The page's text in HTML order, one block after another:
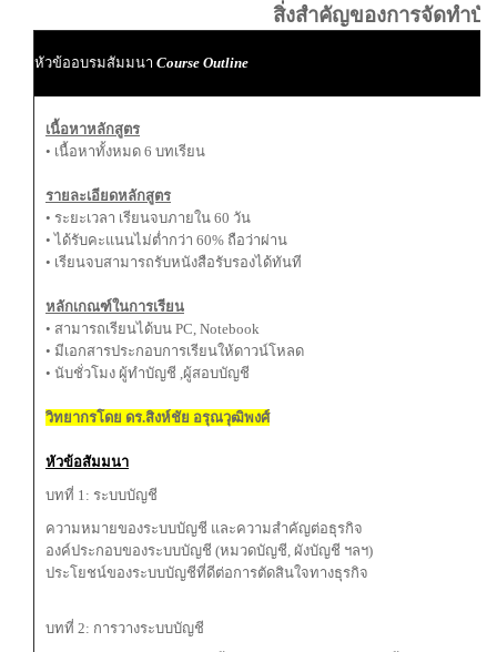
สิ่งสำคัญของการจัดทำบั
หัวข้ออบรมสัมมนา Course Outline
เนื้อหาหลักสูตร
• เนื้อหาทั้งหมด 6 บทเรียน
รายละเอียดหลักสูตร
• ระยะเวลา เรียนจบภายใน 60 วัน
• ได้รับคะแนนไม่ต่ำกว่า 60% ถือว่าผ่าน
• เรียนจบสามารถรับหนังสือรับรองได้ทันที
หลักเกณฑ์ในการเรียน
• สามารถเรียนได้บน PC, Notebook
• มีเอกสารประกอบการเรียนให้ดาวน์โหลด
• นับชั่วโมง ผู้ทำบัญชี ,ผู้สอบบัญชี
วิทยากรโดย ดร.สิงห์ชัย อรุณวุฒิพงศ์
หัวข้อสัมมนา
บทที่ 1: ระบบบัญชี
ความหมายของระบบบัญชี และความสำคัญต่อธุรกิจ
องค์ประกอบของระบบบัญชี (หมวดบัญชี, ผังบัญชี ฯลฯ)
ประโยชน์ของระบบบัญชีที่ดีต่อการตัดสินใจทางธุรกิจ
บทที่ 2: การวางระบบบัญชี